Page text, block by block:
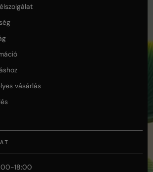
vásárlás
18:00